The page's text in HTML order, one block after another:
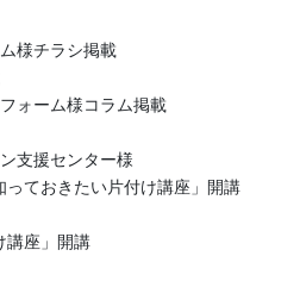
様チラシ掲載
ォーム様コラム掲載
支援センター様
っておきたい片付け講座」開講
講座」開講